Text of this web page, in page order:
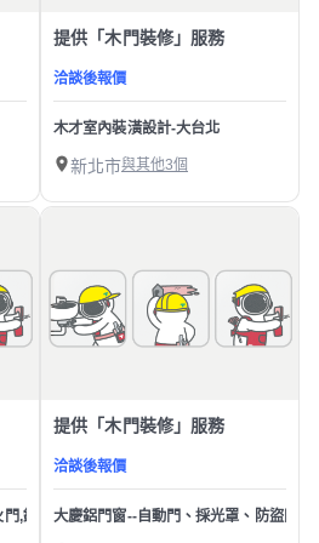
提供「木門裝修」服務
洽談後報價
木才室內裝潢設計-大台北
新北市與其他3個
,鍛造門,實木門&塑鋼門
提供「木門裝修」服務
洽談後報價
大慶鋁門窗--自動門、採光罩、防盜門